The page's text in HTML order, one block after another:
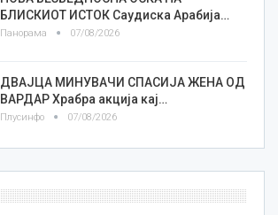
БЛИСКИОТ ИСТОК Саудиска Арабија…
Панорама 07/08/2026
ДВАЈЦА МИНУВАЧИ СПАСИЈА ЖЕНА ОД
ВАРДАР Храбра акција кај…
Плусинфо 07/08/2026